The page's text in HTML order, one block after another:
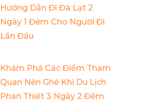
Hướng Dẫn Đi Đà Lạt 2
Ngày 1 Đêm Cho Người Đi
Lần Đầu
Khám Phá Các Điểm Tham
Quan Nên Ghé Khi Du Lịch
Phan Thiết 3 Ngày 2 Đêm